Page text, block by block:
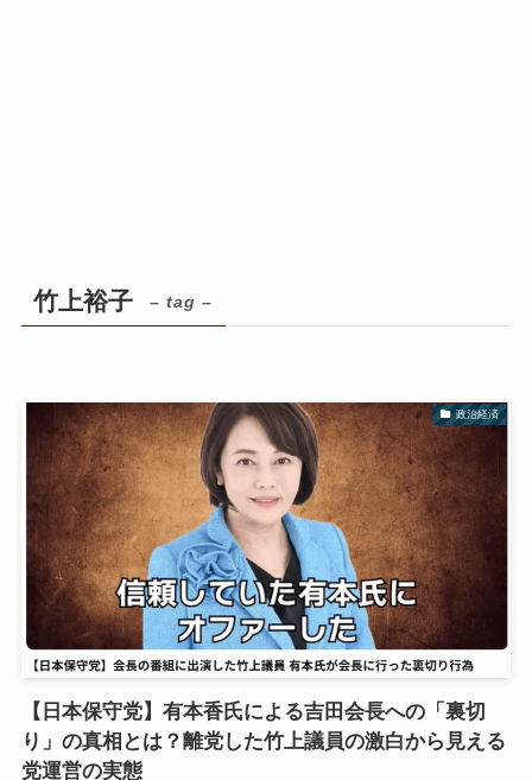
竹上裕子 – tag –
政治経済
【日本保守党】有本香氏による吉田会長への「裏切
り」の真相とは？離党した竹上議員の激白から見える
党運営の実態